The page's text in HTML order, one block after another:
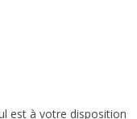
est à votre disposition